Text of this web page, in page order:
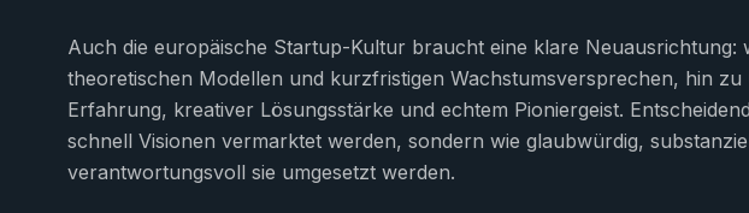
Auch die europäische Startup-Kultur braucht eine klare Neuausrichtung:
theoretischen Modellen und kurzfristigen Wachstumsversprechen, hin
Erfahrung, kreativer Lösungsstärke und echtem Pioniergeist.
schnell Visionen vermarktet werden, sondern wie glaubwürdig,
verantwortungsvoll sie umgesetzt werden.